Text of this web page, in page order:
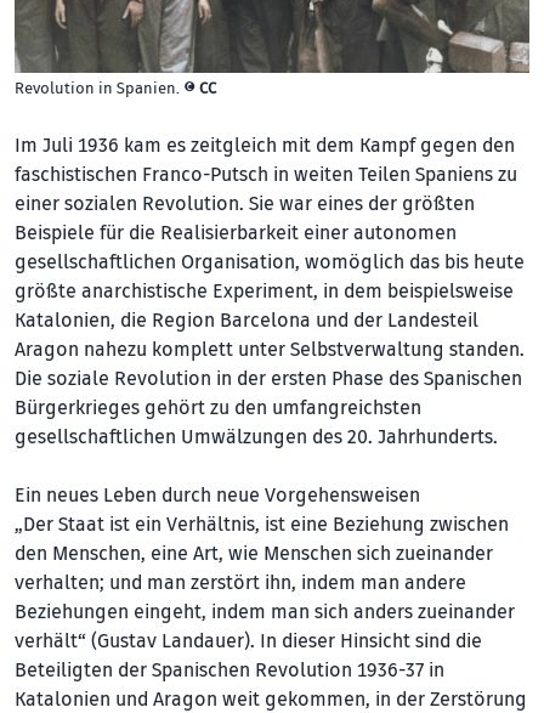
Revolution in Spanien. ©CC
Im Juli 1936 kam es zeitgleich mit dem Kampf gegen den
faschistischen Franco-Putsch in weiten Teilen Spaniens zu
einer sozialen Revolution. Sie war eines der größten
Beispiele für die Realisierbarkeit einer autonomen
gesellschaftlichen Organisation, womöglich das bis heute
größte anarchistische Experiment, in dem beispielsweise
Katalonien, die Region Barcelona und der Landesteil
Aragon nahezu komplett unter Selbstverwaltung standen.
Die soziale Revolution in der ersten Phase des Spanischen
Bürgerkrieges gehört zu den umfangreichsten
gesellschaftlichen Umwälzungen des 20. Jahrhunderts.
Ein neues Leben durch neue Vorgehensweisen
„Der Staat ist ein Verhältnis, ist eine Beziehung zwischen
den Menschen, eine Art, wie Menschen sich zueinander
verhalten; und man zerstört ihn, indem man andere
Beziehungen eingeht, indem man sich anders zueinander
verhält“ (Gustav Landauer). In dieser Hinsicht sind die
Beteiligten der Spanischen Revolution 1936-37 in
Katalonien und Aragon weit gekommen, in der Zerstörung